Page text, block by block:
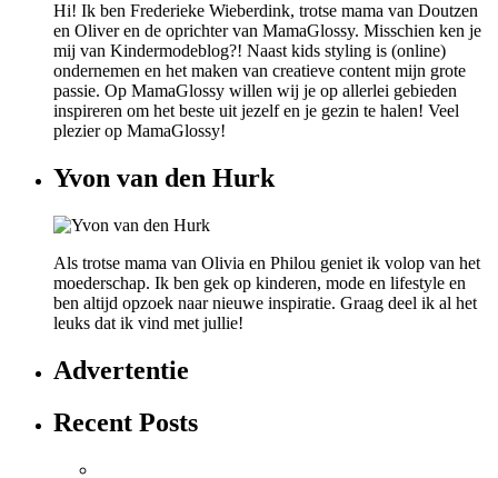
Hi! Ik ben Frederieke Wieberdink, trotse mama van Doutzen
en Oliver en de oprichter van MamaGlossy. Misschien ken je
mij van Kindermodeblog?! Naast kids styling is (online)
ondernemen en het maken van creatieve content mijn grote
passie. Op MamaGlossy willen wij je op allerlei gebieden
inspireren om het beste uit jezelf en je gezin te halen! Veel
plezier op MamaGlossy!
Yvon van den Hurk
Als trotse mama van Olivia en Philou geniet ik volop van het
moederschap. Ik ben gek op kinderen, mode en lifestyle en
ben altijd opzoek naar nieuwe inspiratie. Graag deel ik al het
leuks dat ik vind met jullie!
Advertentie
Recent Posts